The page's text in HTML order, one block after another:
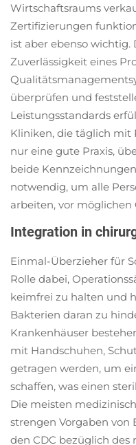
Wirtschaftsraums
Zertifizierungen
ist aber ebenso
Zuverlässigkeit eines
überprüfen und
Leistungsstandards
Kliniken, die täglich mit
nur eine gute Praxis,
beide
notwendig, um alle
arbeiten, vor möglichen
Integration in
Einmal-Überzieher für
Rolle dabei,
keimfrei zu halten und
Bakterien daran zu
Krankenhäuser
mit Handschuhen,
getragen werden, um
schaffen, was einen
Die meisten
strengen Vorgaben von
den CDC bezüglich